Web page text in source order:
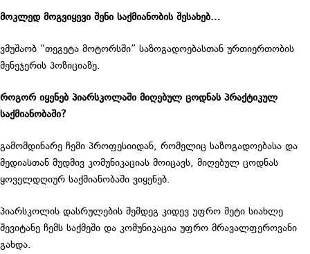
მოკლედ მოგვიყევი შენი საქმიანობის შესახებ…
ვმუშაობ “თეგეტა მოტორსში” საზოგადოებასთან ურთიერთობის
მენეჯერის პოზიციაზე.
როგორ იყენებ პიარსკოლაში მიღებულ ცოდნას პრაქტიკულ
საქმიანობაში?
გამომდინარე ჩემი პროფესიიდან, რომელიც საზოგადოებასა და
მედიასთან მუდმივ კომუნიკაციას მოიცავს, მიღებულ ცოდნას
ყოველდღიურ საქმიანობაში ვიყენებ.
პიარსკოლის დასრულების შემდეგ კიდევ უფრო მეტი სიახლე
შევიტანე ჩემს საქმეში და კომუნიკაცია უფრო მრავალფეროვანი
გახდა.